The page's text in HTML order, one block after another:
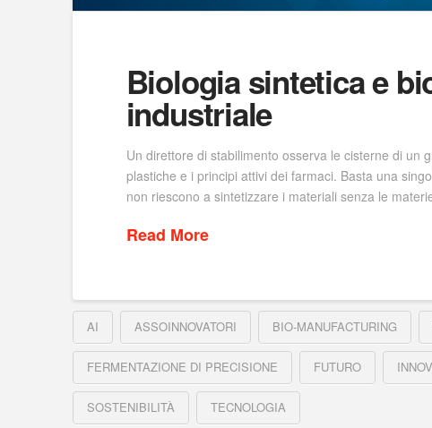
Biologia sintetica e
industriale
Un direttore di stabilimento osserva le cisterne di un
plastiche e i principi attivi dei farmaci. Basta una
non riescono a sintetizzare i materiali senza le
Read More
AI ASSOINNOVATORI BIO-MANUFACTURING
FERMENTAZIONE DI PRECISIONE FUTURO
SOSTENIBILITÀ TECNOLOGIA